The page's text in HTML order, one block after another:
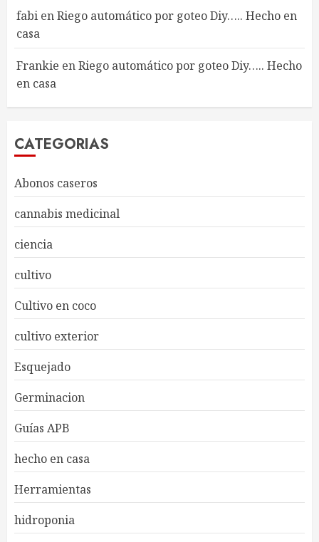
fabi enRiego automático por goteo Diy….. Hecho en
casa
Frankie enRiego automático por goteo Diy….. Hecho
en casa
CATEGORIAS
Abonos caseros
cannabis medicinal
ciencia
cultivo
Cultivo en coco
cultivo exterior
Esquejado
Germinacion
Guías APB
hecho en casa
Herramientas
hidroponia